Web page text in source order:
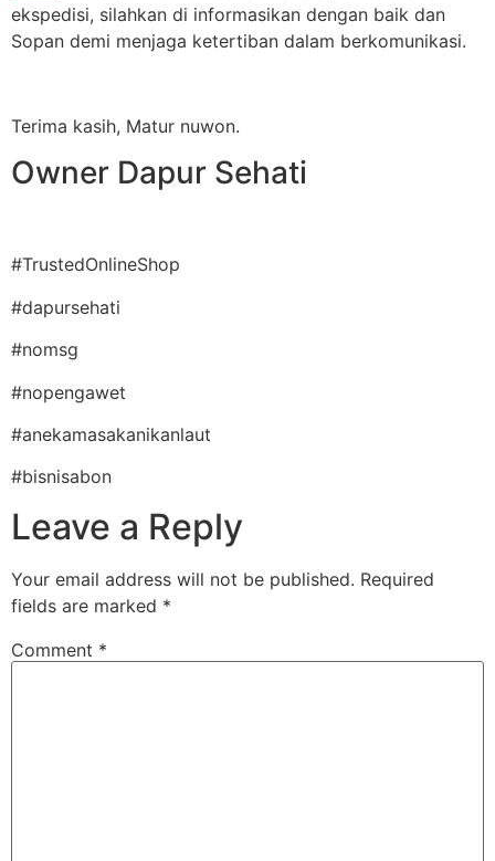
ekspedisi, silahkan di informasikan dengan baik dan
Sopan demi menjaga ketertiban dalam berkomunikasi.
Terima kasih, Matur nuwon.
Owner Dapur Sehati
#TrustedOnlineShop
#dapursehati
#nomsg
#nopengawet
#anekamasakanikanlaut
#bisnisabon
Leave a Reply
Your email address will not be published. Required
fields are marked *
Comment *